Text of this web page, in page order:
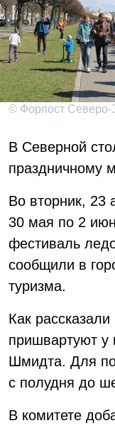
© Форпост Северо-
В Северной
праздничному
Во вторник, 23
30 мая по 2
фестиваль
сообщили в
туризма.
Как
пришвартуют у
Шмидта. Для
с полудня до
В комитете